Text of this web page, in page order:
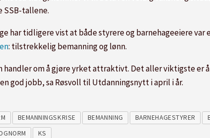
SSB-tallene.
har tidligere vist at både styrere og barnehageeiere
: tilstrekkelig bemanning og lønn.
om å gjøre yrket attraktivt. Det aller viktigste er
god jobb, sa Røsvoll til Utdanningsnytt i april i år.
BEMANNINGSKRISE BEMANNING BARNEHAGESTYRER
KS